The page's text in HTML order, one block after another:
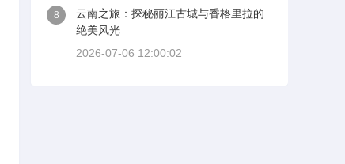
8
云南之旅：探秘丽江古城与香格里拉的
绝美风光
2026-07-06 12:00:02